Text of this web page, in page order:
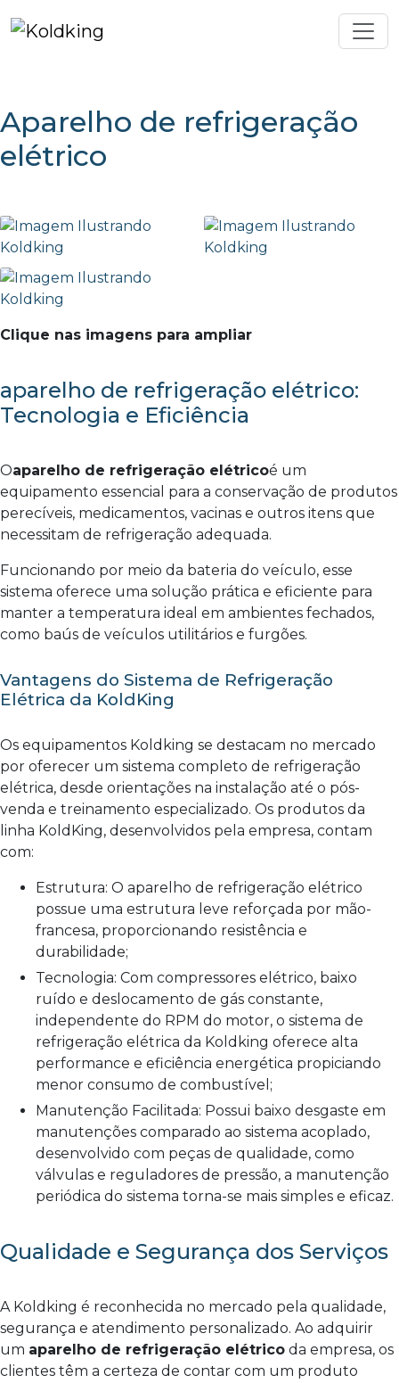
Aparelho de refrigeração
elétrico
Clique nas imagens para ampliar
aparelho de refrigeração elétrico:
Tecnologia e Eficiência
Oaparelho de refrigeração elétricoé um
equipamento essencial para a conservação de produtos
perecíveis, medicamentos, vacinas e outros itens que
necessitam de refrigeração adequada.
Funcionando por meio da bateria do veículo, esse
sistema oferece uma solução prática e eficiente para
manter a temperatura ideal em ambientes fechados,
como baús de veículos utilitários e furgões.
Vantagens do Sistema de Refrigeração
Elétrica da KoldKing
Os equipamentos Koldking se destacam no mercado
por oferecer um sistema completo de refrigeração
elétrica, desde orientações na instalação até o pós-
venda e treinamento especializado. Os produtos da
linha KoldKing, desenvolvidos pela empresa, contam
com:
Estrutura: O aparelho de refrigeração elétrico
possue uma estrutura leve reforçada por mão-
francesa, proporcionando resistência e
durabilidade;
Tecnologia: Com compressores elétrico, baixo
ruído e deslocamento de gás constante,
independente do RPM do motor, o sistema de
refrigeração elétrica da Koldking oferece alta
performance e eficiência energética propiciando
menor consumo de combustível;
Manutenção Facilitada: Possui baixo desgaste em
manutenções comparado ao sistema acoplado,
desenvolvido com peças de qualidade, como
válvulas e reguladores de pressão, a manutenção
periódica do sistema torna-se mais simples e eficaz.
Qualidade e Segurança dos Serviços
A Koldking é reconhecida no mercado pela qualidade,
segurança e atendimento personalizado. Ao adquirir
um aparelho de refrigeração elétrico da empresa, os
clientes têm a certeza de contar com um produto